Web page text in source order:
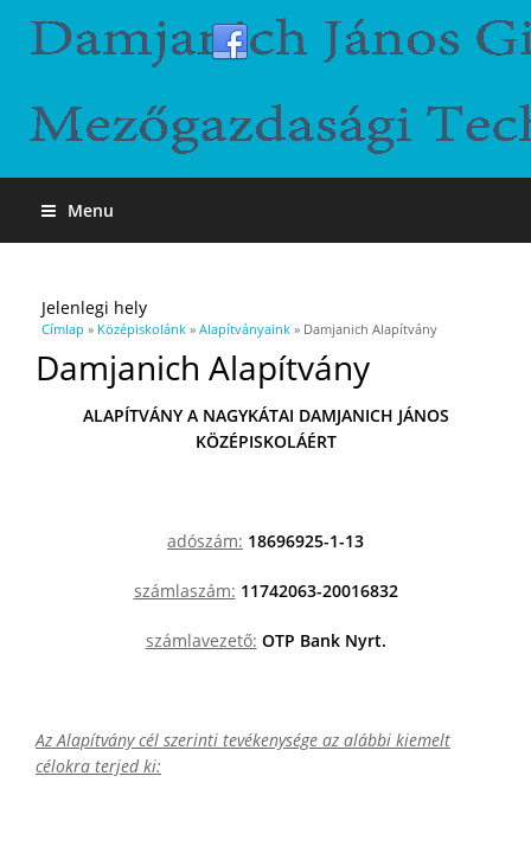
Menu
Jelenlegi hely
Címlap » Középiskolánk » Alapítványaink » Damjanich Alapítvány
Damjanich Alapítvány
ALAPÍTVÁNY A NAGYKÁTAI DAMJANICH JÁNOS
KÖZÉPISKOLÁÉRT
adószám: 18696925-1-13
számlaszám: 11742063-20016832
számlavezető: OTP Bank Nyrt.
Az Alapítvány cél szerinti tevékenysége az alábbi kiemelt
célokra terjed ki: